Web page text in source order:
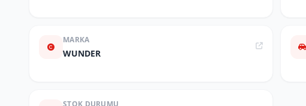
MARKA
WUNDER
STOK DURUMU